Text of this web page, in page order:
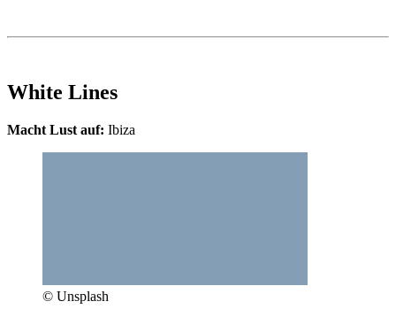
White Lines
Macht Lust auf: Ibiza
© Unsplash